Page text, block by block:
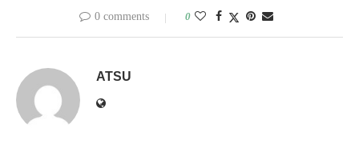
0 comments 0
ATSU